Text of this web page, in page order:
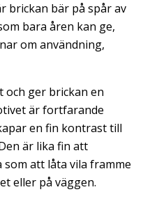
brickan bär på spår av
bara åren kan ge,
om användning,
och ger brickan en
är fortfarande
en fin kontrast till
är lika fin att
att låta vila framme
eller på väggen.